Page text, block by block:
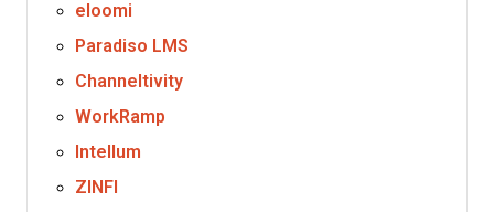
eloomi
Paradiso LMS
Channeltivity
WorkRamp
Intellum
ZINFI